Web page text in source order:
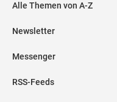
Alle Themen von A-Z
Newsletter
Messenger
RSS-Feeds